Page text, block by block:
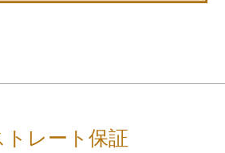
トレート保証